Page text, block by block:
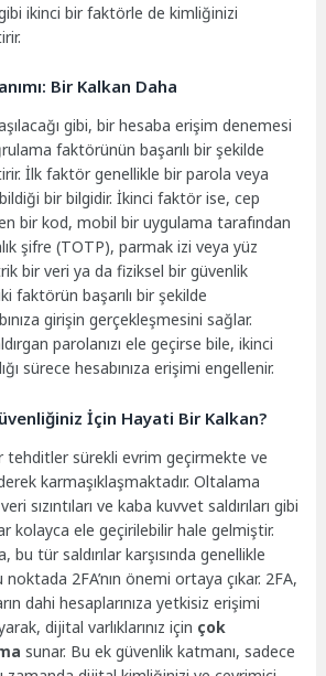
ikinci bir faktörle de kimliğinizi
Bir Kalkan Daha
gibi, bir hesaba erişim denemesi
faktörünün başarılı bir şekilde
İlk faktör genellikle bir parola veya
bildiği bir bilgidir. İkinci faktör ise, cep
bir kod, mobil bir uygulama tarafından
şifre (TOTP), parmak izi veya yüz
bir veri ya da fiziksel bir güvenlik
faktörün başarılı bir şekilde
girişin gerçekleşmesini sağlar.
parolanızı ele geçirse bile, ikinci
sürece hesabınıza erişimi engellenir.
İçin Hayati Bir Kalkan?
tehditler sürekli evrim geçirmekte ve
karmaşıklaşmaktadır. Oltalama
sızıntıları ve kaba kuvvet saldırıları gibi
kolayca ele geçirilebilir hale gelmiştir.
bu tür saldırılar karşısında genellikle
2FA’nın önemi ortaya çıkar. 2FA,
dahi hesaplarınıza yetkisiz erişimi
dijital varlıklarınız için çok
sunar. Bu ek güvenlik katmanı, sadece